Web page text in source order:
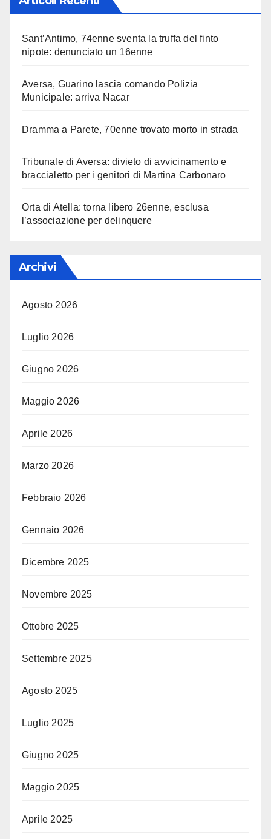
Sant’Antimo, 74enne sventa la truffa del finto
nipote: denunciato un 16enne
Aversa, Guarino lascia comando Polizia
Municipale: arriva Nacar
Dramma a Parete, 70enne trovato morto in strada
Tribunale di Aversa: divieto di avvicinamento e
braccialetto per i genitori di Martina Carbonaro
Orta di Atella: torna libero 26enne, esclusa
l’associazione per delinquere
Archivi
Agosto 2026
Luglio 2026
Giugno 2026
Maggio 2026
Aprile 2026
Marzo 2026
Febbraio 2026
Gennaio 2026
Dicembre 2025
Novembre 2025
Ottobre 2025
Settembre 2025
Agosto 2025
Luglio 2025
Giugno 2025
Maggio 2025
Aprile 2025